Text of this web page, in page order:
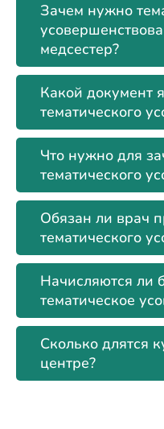
Зачем нужно
медсестер?
Какой документ
тематического
Что нужно для
тематического
Обязан ли врач
тематического
Начисляются ли
тематическое
Сколько длятся
центре?